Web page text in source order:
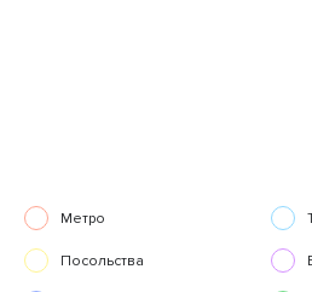
Метро
Посольства